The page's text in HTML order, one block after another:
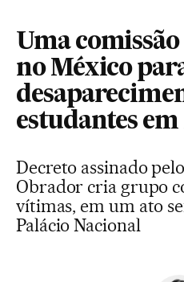
Uma
no México
estudantes
Decreto assinado
Obrador cria grupo
vítimas, em um ato
Palácio Nacional